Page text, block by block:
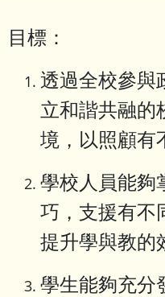
目標：
透過全校參與
立和諧共融的
境，以照顧有
學校人員能夠
巧，支援有不
提升學與教的
學生能夠充分